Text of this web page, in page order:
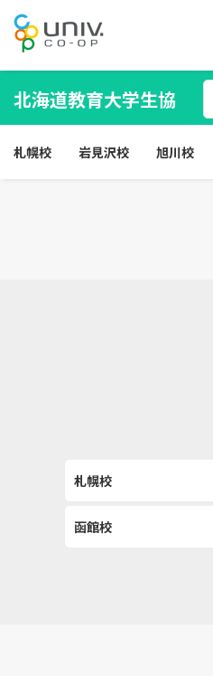
北海道教育大学生協
札幌校 岩見沢校 旭川校
札幌校
函館校